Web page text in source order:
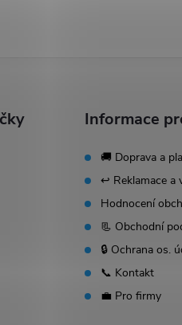
Informace
🚚 Doprava a
↩️ Reklamace a
Hodnocení
📃 Obchodní
🔒 Ochrana os.
📞 Kontakt
💼 Pro firmy